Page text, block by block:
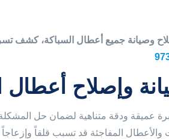
وصيانة جميع أعطال السباكة، كشف
وإصلاح
عميقة ودقة متناهية لضمان حل
والأعطال المفاجئة قد تسبب قلقاً